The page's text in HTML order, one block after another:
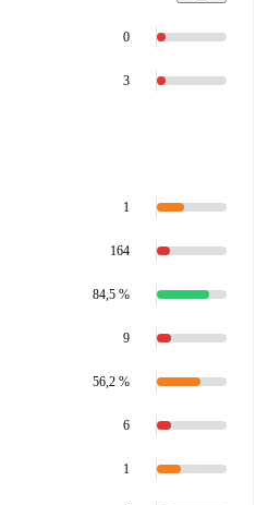
0
3
1
164
84,5 %
9
56,2 %
6
1